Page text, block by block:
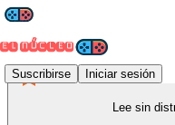
Suscribirse Iniciar sesión
Lee sin